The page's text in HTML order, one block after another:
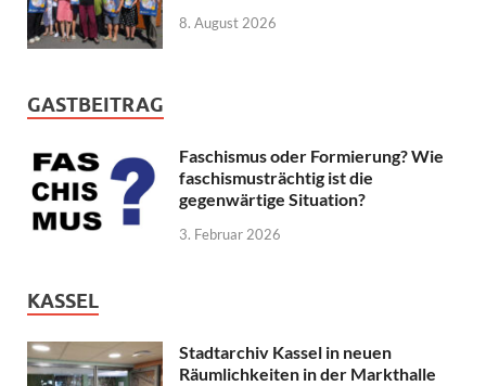
8. August 2026
GASTBEITRAG
Faschismus oder Formierung? Wie
faschismusträchtig ist die
gegenwärtige Situation?
3. Februar 2026
KASSEL
Stadtarchiv Kassel in neuen
Räumlichkeiten in der Markthalle